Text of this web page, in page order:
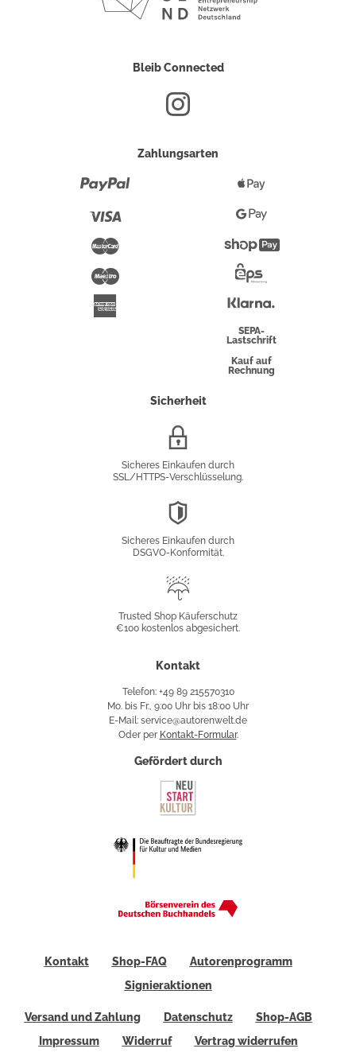
Bleib Connected
Zahlungsarten
Maestro
Pay
Google
Pay
Überweisung
SEPA-
Lastschrift
Kauf auf
Rechnung
Sicherheit
Sicheres Einkaufen durch
SSL/HTTPS-Verschlüsselung.
Sicheres Einkaufen durch
DSGVO-Konformität.
Käuferschutz
Trusted Shop Käuferschutz
€100 kostenlos abgesichert.
Kontakt
Telefon: +49 89 215570310
Mo. bis Fr., 9:00 Uhr bis 18:00 Uhr
E-Mail: service@autorenwelt.de
Oder per Kontakt-Formular.
Gefördert durch
Kontakt Shop-FAQ
Autorenprogramm
Signieraktionen
Versand und Zahlung Datenschutz
Shop-AGB
Impressum
Widerruf Vertrag widerrufen